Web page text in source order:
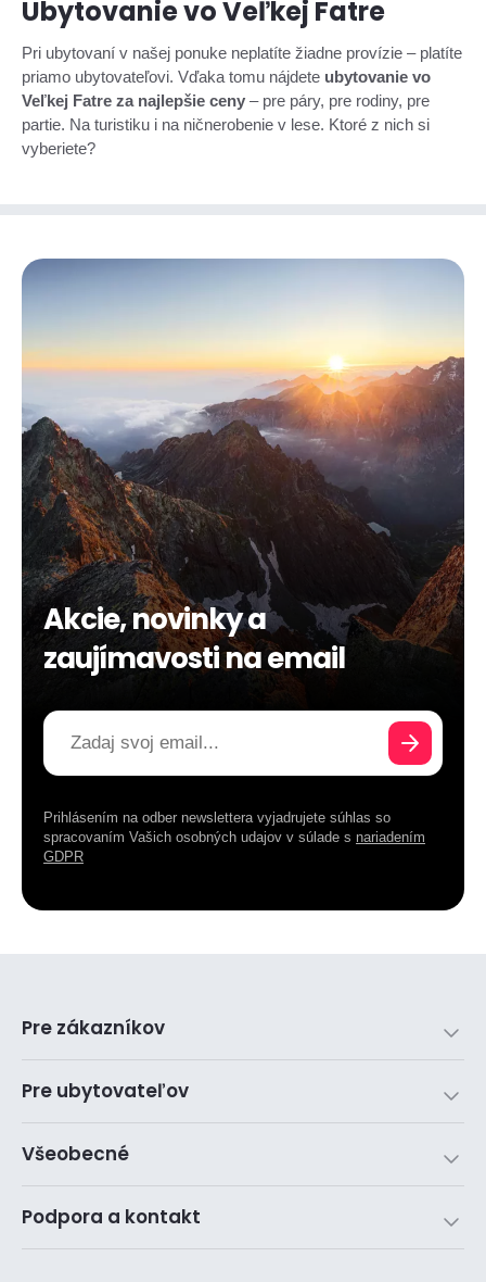
Ubytovanie vo Veľkej Fatre
Pri ubytovaní v našej ponuke neplatíte žiadne provízie – platíte
priamo ubytovateľovi. Vďaka tomu nájdete ubytovanie vo
Veľkej Fatre za najlepšie ceny – pre páry, pre rodiny, pre
partie. Na turistiku i na ničnerobenie v lese. Ktoré z nich si
vyberiete?
Akcie, novinky a
zaujímavosti na email
Prihlásením na odber newslettera vyjadrujete súhlas so
spracovaním Vašich osobných udajov v súlade s nariadením
GDPR
Pre zákazníkov
Pre ubytovateľov
Všeobecné
Podpora a kontakt